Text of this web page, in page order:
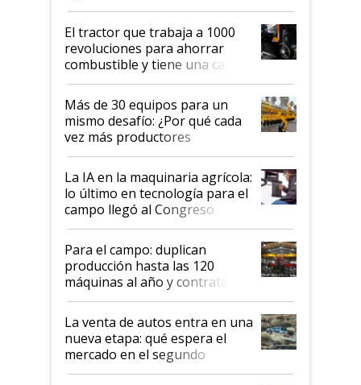
hasta US$ 10 en agricultura?
El tractor que trabaja a 1000
revoluciones para ahorrar
combustible y tiene una cabina
que parece una computadora:
lo último en el mundo,
disponible en Argentina
Más de 30 equipos para un
mismo desafío: ¿Por qué cada
vez más productores
incorporan fertilizante bajo
tierra?
La IA en la maquinaria agrícola:
lo último en tecnología para el
campo llegó al Congreso
Aapresid 2026
Para el campo: duplican
producción hasta las 120
máquinas al año y contratan
especialistas de la industria
automotriz para lograrlo
La venta de autos entra en una
nueva etapa: qué espera el
mercado en el segundo
semestre